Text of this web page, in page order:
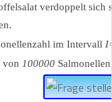
verdoppelt sich
im Intervall
von 100000